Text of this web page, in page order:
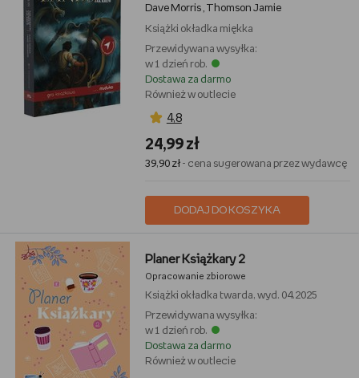
Dave Morris Thomson Jamie
Książki okładka miękka
Przewidywana wysyłka:
w 1 dzień rob.
Dostawa za darmo
Również w outlecie
4,8
24,99 zł
39,90 zł- cena sugerowana przez wydawcę
DODAJ DO KOSZYKA
Planer Książkary 2
Opracowanie zbiorowe
Książki okładka twarda, wyd. 04.2025
Przewidywana wysyłka:
w 1 dzień rob.
Dostawa za darmo
Również w outlecie